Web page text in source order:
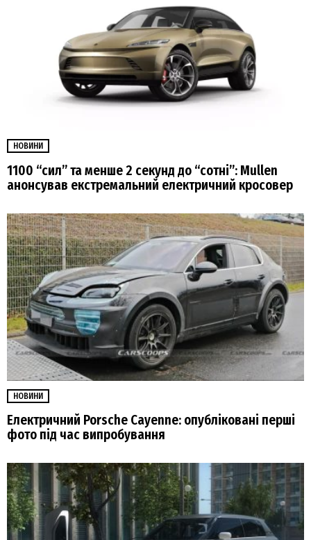
НОВИНИ
1100 “сил” та менше 2 секунд до “сотні”: Mullen
анонсував екстремальний електричний кросовер
НОВИНИ
Електричний Porsche Cayenne: опубліковані перші
фото під час випробування